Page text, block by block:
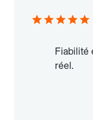
Fiabilité
réel.